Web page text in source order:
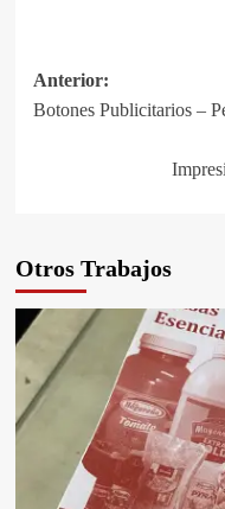
Navegación
de
Anterior:
Botones Publicitarios –
Otros Trabajos